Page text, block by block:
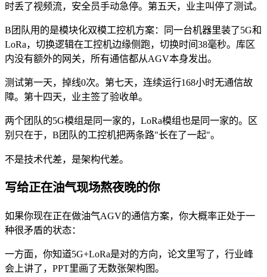
时丢了视频流，安全员手动急停。第五天，业主叫停了测试。
B团队用的是模块化双模工控机方案：同一台机器里装了5G和
LoRa，切换逻辑在工控机边缘侧跑，切换时间38毫秒。库区
内没有额外的网关，所有通信都从AGV本身发出。
测试第一天，掉线0次。第七天，连续运行168小时无通信故
障。第十四天，业主签了验收单。
两个团队的5G模组是同一家的，LoRa模组也是同一家的。区
别只在于，B团队的工控机把两条路"长在了一起"。
不是技术代差，是架构代差。
写给正在油气现场熬夜晚的你
如果你现在正在做油气AGV的通信方案，你大概率正处于一
种很矛盾的状态：
一方面，你知道5G+LoRa是对的方向，论文里写了，行业峰
会上讲了，PPT里画了无数张架构图。